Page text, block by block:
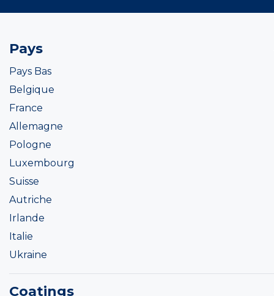
Pays
Pays Bas
Belgique
France
Allemagne
Pologne
Luxembourg
Suisse
Autriche
Irlande
Italie
Ukraine
Coatings